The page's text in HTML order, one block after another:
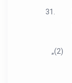
31.
„(2)